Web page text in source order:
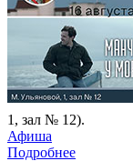
1, зал № 12).
Афиша
Подробнее